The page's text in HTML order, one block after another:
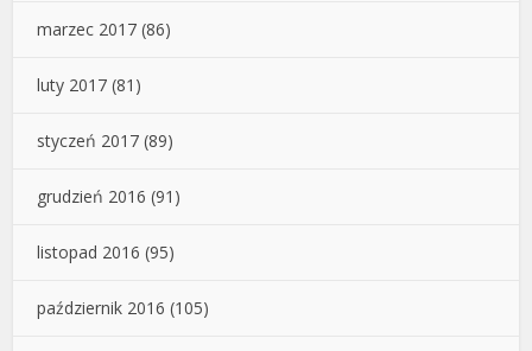
marzec 2017 (86)
luty 2017 (81)
styczeń 2017 (89)
grudzień 2016 (91)
listopad 2016 (95)
październik 2016 (105)